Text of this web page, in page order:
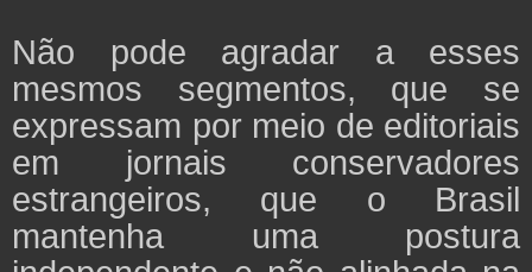
Não pode agradar a esses
mesmos segmentos, que se
expressam por meio de editoriais
em jornais conservadores
estrangeiros, que o Brasil
mantenha uma postura